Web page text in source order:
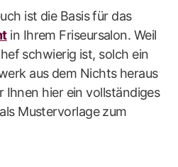
ist die Basis für das
in Ihrem Friseursalon. Weil
schwierig ist, solch ein
aus dem Nichts heraus
Ihnen hier ein vollständiges
Mustervorlage zum